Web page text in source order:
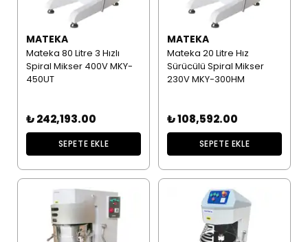
MATEKA
Mateka 80 Litre 3 Hızlı
Spiral Mikser 400V MKY-
450UT
₺ 242,193.00
SEPETE EKLE
MATEKA
Mateka 20 Litre Hız
Sürücülü Spiral Mikser
230V MKY-300HM
₺ 108,592.00
SEPETE EKLE